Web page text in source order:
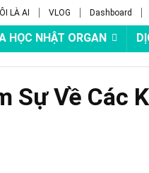
LÀ AI VLOG Dashboard
HỌC NHẬT ORGAN
Sự Về Các